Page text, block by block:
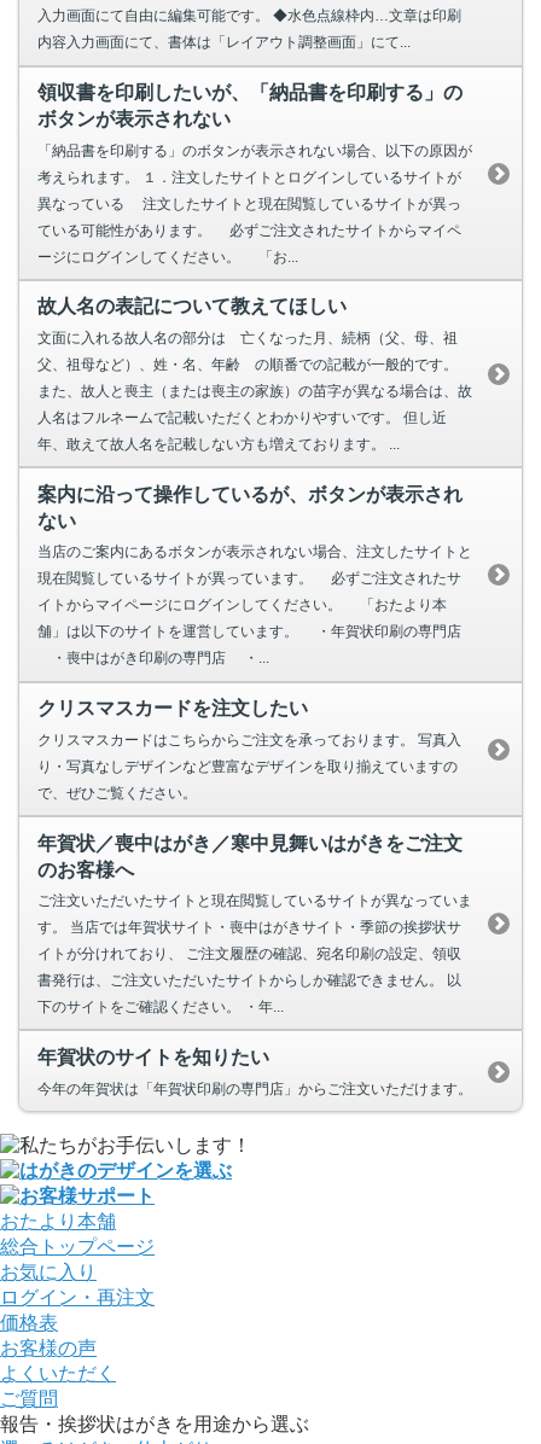
入力画面にて自由に編集可能です。 ◆水色点線枠内…文章は印刷
内容入力画面にて、書体は「レイアウト調整画面」にて...
領収書を印刷したいが、「納品書を印刷する」の
ボタンが表示されない
「納品書を印刷する」のボタンが表示されない場合、以下の原因が
考えられます。 １．注文したサイトとログインしているサイトが
異なっている 注文したサイトと現在閲覧しているサイトが異っ
ている可能性があります。 必ずご注文されたサイトからマイペ
ージにログインしてください。 「お...
故人名の表記について教えてほしい
文面に入れる故人名の部分は 亡くなった月、続柄（父、母、祖
父、祖母など）、姓・名、年齢 の順番での記載が一般的です。
また、故人と喪主（または喪主の家族）の苗字が異なる場合は、故
人名はフルネームで記載いただくとわかりやすいです。 但し近
年、敢えて故人名を記載しない方も増えております。 ...
案内に沿って操作しているが、ボタンが表示され
ない
当店のご案内にあるボタンが表示されない場合、注文したサイトと
現在閲覧しているサイトが異っています。 必ずご注文されたサ
イトからマイページにログインしてください。 「おたより本
舗」は以下のサイトを運営しています。 ・年賀状印刷の専門店
・喪中はがき印刷の専門店 ・...
クリスマスカードを注文したい
クリスマスカードはこちらからご注文を承っております。 写真入
り・写真なしデザインなど豊富なデザインを取り揃えていますの
で、ぜひご覧ください。
年賀状／喪中はがき／寒中見舞いはがきをご注文
のお客様へ
ご注文いただいたサイトと現在閲覧しているサイトが異なっていま
す。 当店では年賀状サイト・喪中はがきサイト・季節の挨拶状サ
イトが分けれており、 ご注文履歴の確認、宛名印刷の設定、領収
書発行は、ご注文いただいたサイトからしか確認できません。 以
下のサイトをご確認ください。 ・年...
年賀状のサイトを知りたい
今年の年賀状は「年賀状印刷の専門店」からご注文いただけます。
おたより本舗
総合トップページ
お気に入り
ログイン・再注文
価格表
お客様の声
よくいただく
ご質問
報告・挨拶状はがきを用途から選ぶ